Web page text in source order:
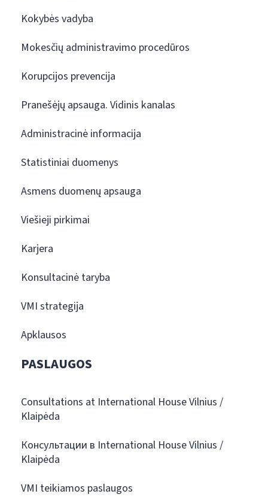
Kokybės vadyba
Mokesčių administravimo procedūros
Korupcijos prevencija
Pranešėjų apsauga. Vidinis kanalas
Administracinė informacija
Statistiniai duomenys
Asmens duomenų apsauga
Viešieji pirkimai
Karjera
Konsultacinė taryba
VMI strategija
Apklausos
PASLAUGOS
Consultations at International House Vilnius /
Klaipėda
Консультации в International House Vilnius /
Klaipėda
VMI teikiamos paslaugos